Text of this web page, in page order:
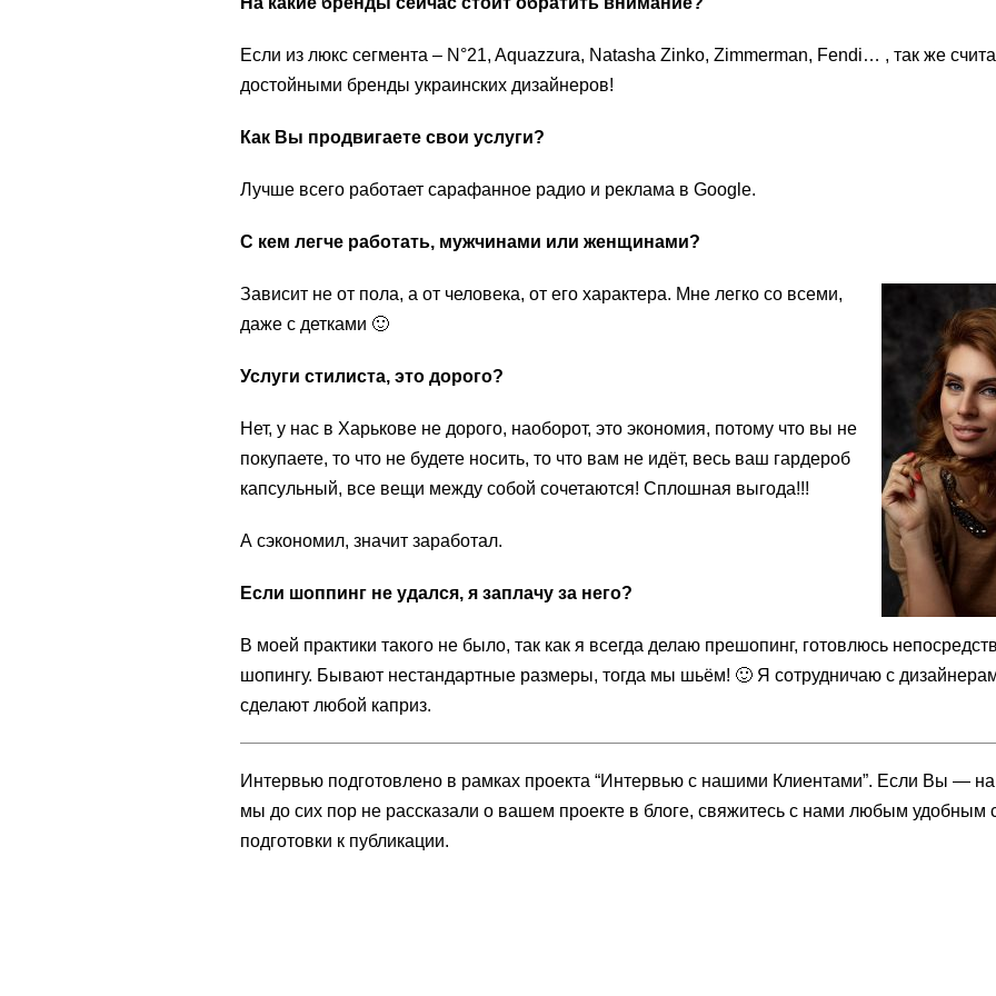
Если из люкс сегмента – N°21, Aquazzura, Natasha Zinko, Zimmerman, Fendi… , так же
достойными бренды украинских дизайнеров!
Как Вы продвигаете свои услуги?
Лучше всего работает сарафанное радио и реклама в Google.
С кем легче работать, мужчинами или женщинами?
Зависит не от пола, а от человека, от его характера. Мне легко со всеми,
даже с детками 🙂
Услуги стилиста, это дорого?
Нет, у нас в Харькове не дорого, наоборот, это экономия, потому что вы не
покупаете, то что не будете носить, то что вам не идёт, весь ваш гардероб
капсульный, все вещи между собой сочетаются! Сплошная выгода!!!
А сэкономил, значит заработал.
Если шоппинг не удался, я заплачу за него?
В моей практики такого не было, так как я всегда делаю прешопинг, готовлюсь
шопингу. Бывают нестандартные размеры, тогда мы шьём! 🙂 Я сотрудничаю с
сделают любой каприз.
Интервью подготовлено в рамках проекта “Интервью с нашими Клиентами”. Если Вы —
мы до сих пор не рассказали о вашем проекте в блоге, свяжитесь с нами любым удобным
подготовки к публикации.